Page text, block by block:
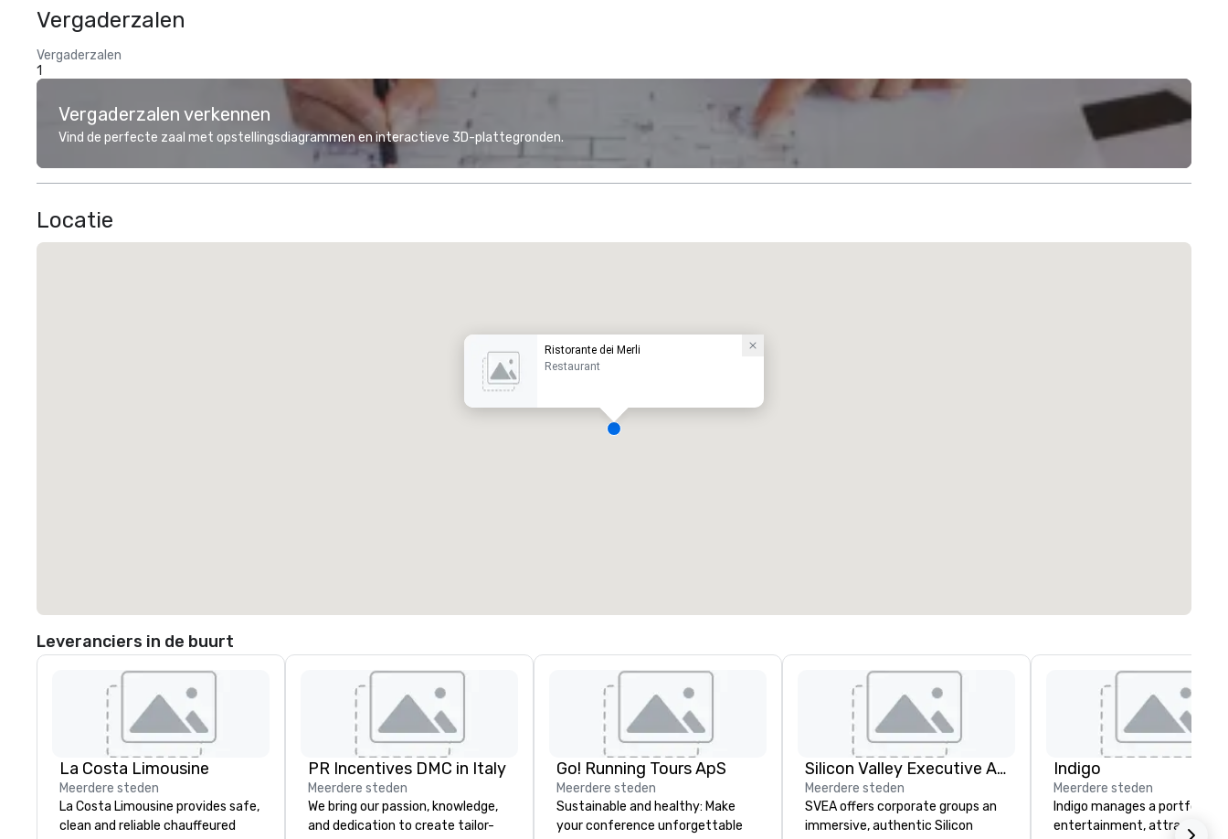
Vergaderzalen
Vergaderzalen
1
Vergaderzalen verkennen
Vind de perfecte zaal met opstellingsdiagrammen en interactieve 3D-plattegronden.
Locatie
Ristorante dei Merli
Restaurant
Leveranciers in de buurt
La Costa Limousine
Meerdere steden
La Costa Limousine provides safe,
clean and reliable chauffeured
PR Incentives DMC in Italy
Meerdere steden
We bring our passion, knowledge,
and dedication to create tailor-
Go! Running Tours ApS
Meerdere steden
Sustainable and healthy: Make
your conference unforgettable
Silicon Valley Executive Academy
Meerdere steden
SVEA offers corporate groups an
immersive, authentic Silicon
Indigo
Meerdere steden
Indigo manages a portfolio
entertainment, attractions,